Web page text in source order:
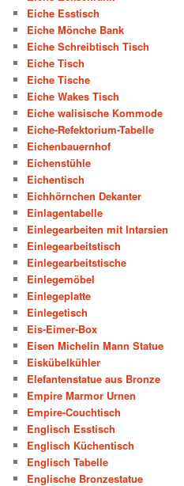
Eiche Esstisch
Eiche Mönche Bank
Eiche Schreibtisch Tisch
Eiche Tisch
Eiche Tische
Eiche Wakes Tisch
Eiche walisische Kommode
Eiche-Refektorium-Tabelle
Eichenbauernhof
Eichenstühle
Eichentisch
Eichhörnchen Dekanter
Einlagentabelle
Einlegearbeiten mit Intarsien
Einlegearbeitstisch
Einlegearbeitstische
Einlegemöbel
Einlegeplatte
Einlegetisch
Eis-Eimer-Box
Eisen Michelin Mann Statue
Eiskübelkühler
Elefantenstatue aus Bronze
Empire Marmor Urnen
Empire-Couchtisch
Englisch Esstisch
Englisch Küchentisch
Englisch Tabelle
Englische Bronzestatue